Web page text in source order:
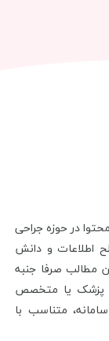
در حوزه جراحی
اطلاعات و دانش
مطالب صرفا جنبه
پزشک یا متخصص
متناسب با